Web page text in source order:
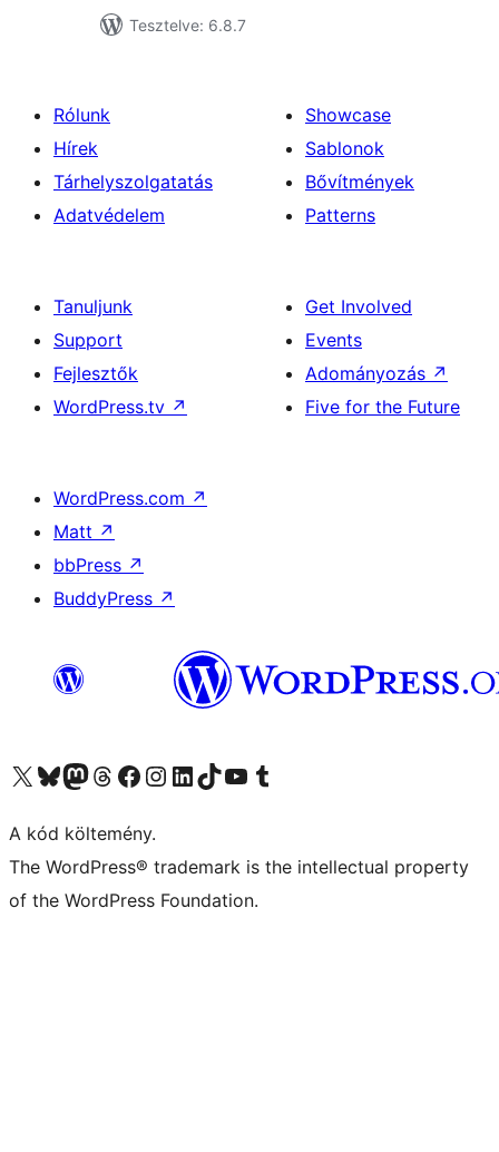
Tesztelve: 6.8.7
Rólunk
Hírek
Tárhelyszolgatatás
Adatvédelem
Showcase
Sablonok
Bővítmények
Patterns
Tanuljunk
Support
Fejlesztők
WordPress.tv ↗
Get Involved
Events
Adományozás ↗
Five for the Future
WordPress.com ↗
Matt ↗
bbPress ↗
BuddyPress ↗
Visit our X (formerly Twitter) account
Visit our Bluesky account
Twitter csatornánk
Visit our Threads account
Facebook oldalunk megtekintése
Visit our Instagram account
Visit our LinkedIn account
Visit our TikTok account
Visit our YouTube channel
Visit our Tumblr account
A kód költemény.
The WordPress® trademark is the intellectual property
of the WordPress Foundation.